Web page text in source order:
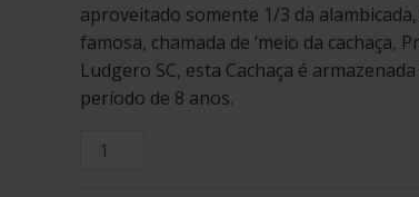
aproveitado somente 1/3 da
famosa, chamada de ‘meio da cachaça,
Ludgero SC, esta Cachaça é
período de 8 anos.